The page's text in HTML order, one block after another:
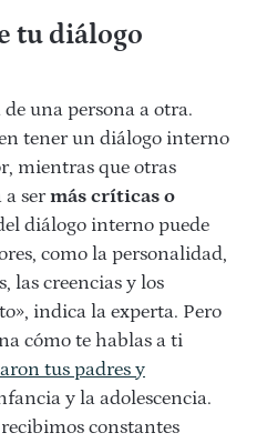
tu diálogo
una persona a otra.
tener un diálogo interno
mientras que otras
a sermás críticas o
diálogo interno puede
como la personalidad,
las creencias y los
indica la experta. Pero
cómo te hablas a ti
tus padres y
y la adolescencia.
constantes